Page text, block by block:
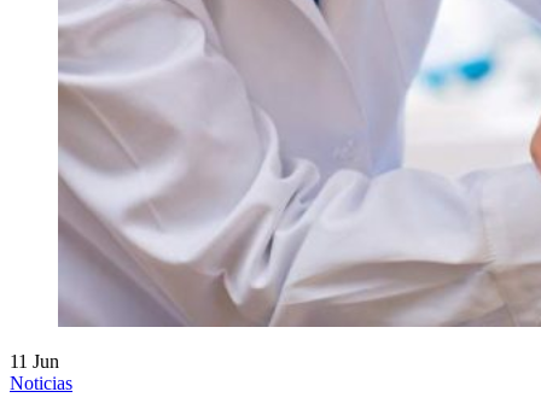
11 Jun
Noticias